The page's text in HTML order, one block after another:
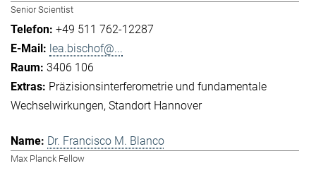
Senior Scientist
+49 511 762-12287
lea.bischof@...
3406 106
Präzisionsinterferometrie und fundamentale
Wechselwirkungen Standort Hannover
Dr. Francisco M. Blanco
Max Planck Fellow